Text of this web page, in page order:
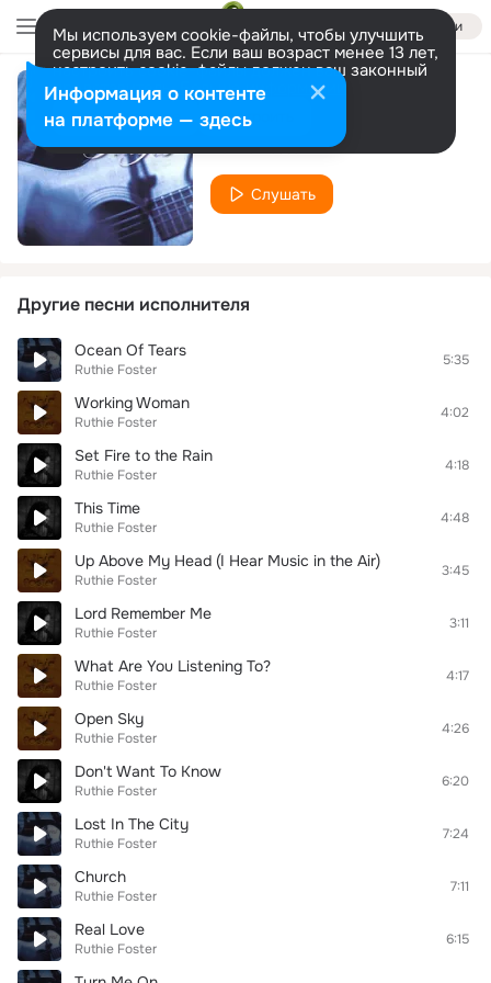
Войти
Мы используем cookie-файлы, чтобы улучшить
сервисы для вас. Если ваш возраст менее 13 лет,
настроить cookie-файлы должен ваш законный
представитель. Больше информации
Разрешить все Настроить
Crossover
Ruthie Foster
Слушать
Другие песни исполнителя
Ocean Of Tears
Ruthie Foster
5:35
Working Woman
Ruthie Foster
4:02
Set Fire to the Rain
Ruthie Foster
4:18
This Time
Ruthie Foster
4:48
Up Above My Head (I Hear Music in the Air)
Ruthie Foster
3:45
Lord Remember Me
Ruthie Foster
3:11
What Are You Listening To?
Ruthie Foster
4:17
Open Sky
Ruthie Foster
4:26
Don't Want To Know
Ruthie Foster
6:20
Lost In The City
Ruthie Foster
7:24
Church
Ruthie Foster
7:11
Real Love
Ruthie Foster
6:15
Информация о контенте
на платформе — здесь